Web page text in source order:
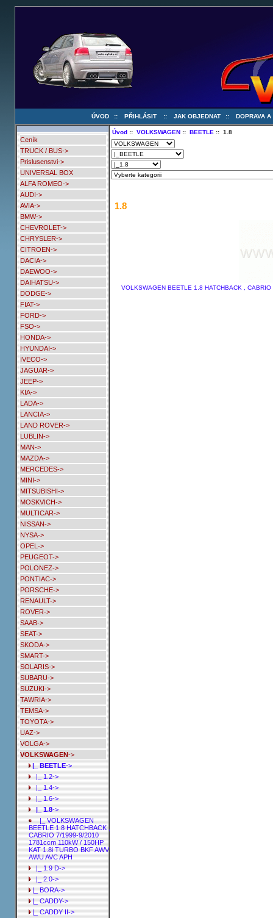
ÚVOD :: PŘIHLÁSIT :: JAK OBJEDNAT :: DOPRAVA A
Ceník
TRUCK / BUS->
Prislusenstvi->
UNIVERSAL BOX
ALFA ROMEO->
AUDI->
AVIA->
BMW->
CHEVROLET->
CHRYSLER->
CITROEN->
DACIA->
DAEWOO->
DAIHATSU->
DODGE->
FIAT->
FORD->
FSO->
HONDA->
HYUNDAI->
IVECO->
JAGUAR->
JEEP->
KIA->
LADA->
LANCIA->
LAND ROVER->
LUBLIN->
MAN->
MAZDA->
MERCEDES->
MINI->
MITSUBISHI->
MOSKVICH->
MULTICAR->
NISSAN->
NYSA->
OPEL->
PEUGEOT->
POLONEZ->
PONTIAC->
PORSCHE->
RENAULT->
ROVER->
SAAB->
SEAT->
SKODA->
SMART->
SOLARIS->
SUBARU->
SUZUKI->
TAWRIA->
TEMSA->
TOYOTA->
UAZ->
VOLGA->
VOLKSWAGEN->
|_ BEETLE->
|_ 1.2->
|_ 1.4->
|_ 1.6->
|_ 1.8->
|_ VOLKSWAGEN
BEETLE 1.8 HATCHBACK ,
CABRIO 7/1999-9/2010
1781ccm 110kW / 150HP
KAT 1.8i TURBO BKF AWV
AWU AVC APH
|_ 1.9 D->
|_ 2.0->
|_ BORA->
|_ CADDY->
|_ CADDY II->
Úvod ::VOLKSWAGEN ::BEETLE :: 1.8
1.8
VOLKSWAGEN BEETLE 1.8 HATCHBACK ,